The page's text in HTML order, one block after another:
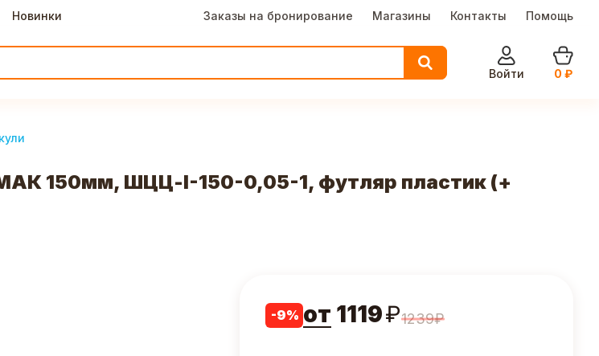
Новинки Заказы на бронирование Магазины Контакты Помощь
Войти
0 ₽
150мм, ШЦЦ-I-150-0,05-1, футляр пластик (+
-9% от 1119₽1239₽